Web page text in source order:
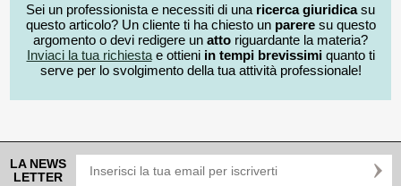
Sei un professionista e necessiti di una ricerca giuridicasu
questo articolo? Un cliente ti ha chiesto un pareresu questo
argomento o devi redigere un atto riguardante la materia?
Inviaci la tua richiestae ottieni in tempi brevissimiquanto ti
serve per lo svolgimento della tua attività professionale!
LA NEWS
LETTER